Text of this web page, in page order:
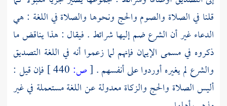
قلنا في الصلاة والصوم والحج ونحوها والصلاة في اللغة : هي
الدعاء غير أن الشرع ضم إليها شرائط . فيقال : هذا يناقض ما
ذكروه في مسمى الإيمان فإنهم لما زعموا أنه في اللغة التصديق
والشرع لم يغيره أوردوا على أنفسهم . [ص:
فإن قيل :
أليس الصلاة والحج والزكاة معدولة عن اللغة مستعملة في غير